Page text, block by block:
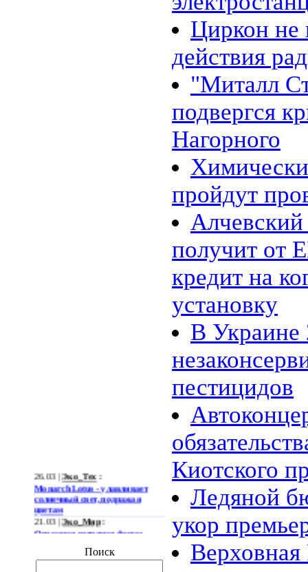
Monarch Lotus - улавливает
солнечный свет, подражая
цветам
21.03 |Эко_Мир
Огромная ветряная ферма
позволит Южной Корее
отказаться от импорта энергии
19.03 |Эко_Мир:
Поиск
Циркон не
действия
"Миталл
подвергся
Нагорного
пройдут
получит от
кредит на
установку
В Украине
пестицидов
Киотского
Ледяной
укор